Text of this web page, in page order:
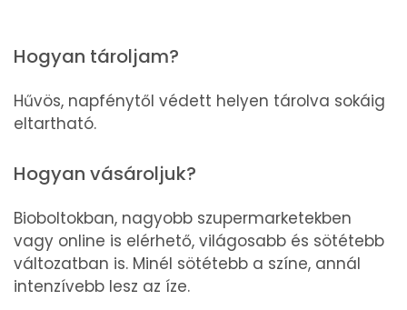
Hogyan tároljam?
Hűvös, napfénytől védett helyen tárolva sokáig
eltartható.
Hogyan vásároljuk?
Bioboltokban, nagyobb szupermarketekben
vagy online is elérhető, világosabb és sötétebb
változatban is. Minél sötétebb a színe, annál
intenzívebb lesz az íze.